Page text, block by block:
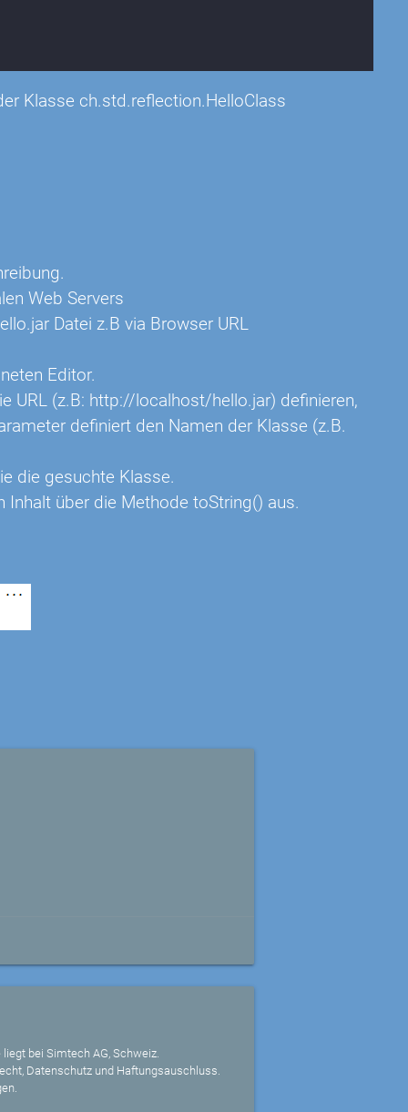
Klasse ch.std.reflection.HelloClass
Web Servers
Datei z.B via Browser URL
Editor.
URL (z.B: http://localhost/hello.jar) definieren,
definiert den Namen der Klasse (z.B.
die gesuchte Klasse.
Inhalt über die Methode toString() aus.
bei Simtech AG, Schweiz.
Datenschutz und Haftungsauschluss.